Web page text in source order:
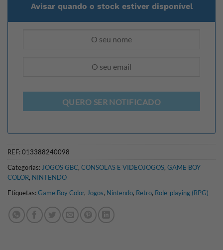
Avisar quando o stock estiver disponível
QUERO SER NOTIFICADO
REF:013388240098
Categorias:JOGOS GBC, CONSOLAS E VIDEOJOGOS, GAME BOY
COLOR, NINTENDO
Etiquetas:Game Boy Color, Jogos, Nintendo, Retro, Role-playing (RPG)